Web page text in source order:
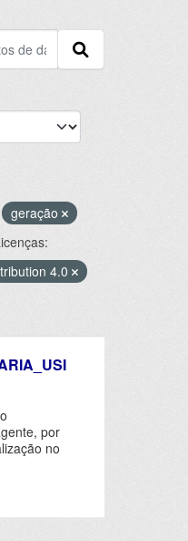
geração
4.0
por
no